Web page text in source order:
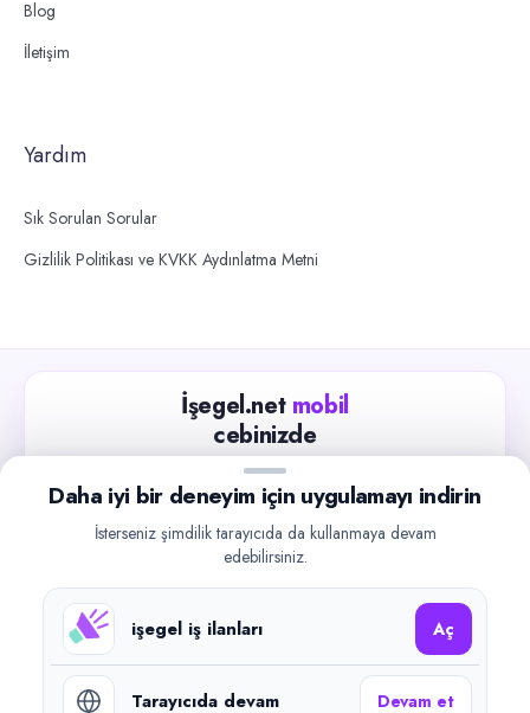
Blog
İletişim
Yardım
Sık Sorulan Sorular
Gizlilik Politikası ve KVKK Aydınlatma Metni
İşegel.net mobil
cebinizde
Güncel iş ilanlarını takip edin, işverenlerle hızlıca
iletişime geçin.
Google Play
©2026işegel.net. Tüm hakları saklıdır.
Daha iyi bir deneyim için uygulamayı indirin
İsterseniz şimdilik tarayıcıda da kullanmaya devam
edebilirsiniz.
işegel iş ilanları Aç
Tarayıcıda devam Devam et